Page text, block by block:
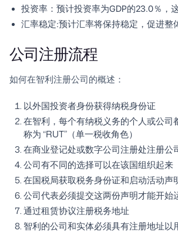
投资率 ：预计投资率为GDP的23.0％，
汇率稳定:预计汇率将保持稳定，促进整
公司注册流程
如何在智利注册公司的概述：
以外国投资者身份获得纳税身份证
在智利，每个有纳税义务的个人或公
称为 “RUT”（单一税收角色）
在商业登记处或数字公司注册处注册公
公司有不同的选择可以在该国组织起来
在国税局获取税务身份证和启动活动声
公司代表必须提交这两份声明才能开始
通过租赁协议注册税务地址
智利的公司和实体必须具有注册地址以